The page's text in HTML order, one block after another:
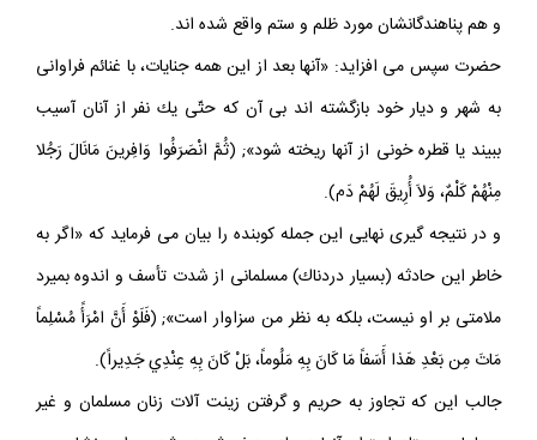
و هم پناهندگانشان مورد ظلم و ستم واقع شده اند.
حضرت سپس مى افزايد: «آنها بعد از اين همه جنايات، با غنائم فراوانى
به شهر و ديار خود بازگشته اند بى آن كه حتّى يك نفر از آنان آسيب
ببيند يا قطره خونى از آنها ريخته شود»; (ثُمَّ انْصَرَفُوا وَافِرينَ مَانَالَ رَجُلا
مِنْهُمْ كَلْمٌ، وَلاَ أُرِيقَ لَهُمْ دَم).
و در نتيجه گيرى نهايى اين جمله كوبنده را بيان مى فرمايد كه «اگر به
خاطر اين حادثه (بسيار دردناك) مسلمانى از شدت تأسف و اندوه بميرد
ملامتى بر او نيست، بلكه به نظر من سزاوار است»; (فَلَوْ أَنَّ امْرَأً مُسْلِماً
مَاتَ مِن بَعْدِ هَذا أَسَفاً مَا كَانَ بِهِ مَلُوماً، بَلْ كَانَ بِهِ عِنْدِي جَدِيراً).
جالب اين كه تجاوز به حريم و گرفتن زينت آلات زنان مسلمان و غير